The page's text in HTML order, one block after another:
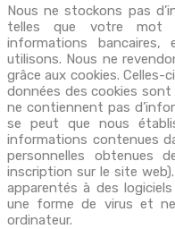
Nous ne stockons pas
telles que votre mot
informations
utilisons. Nous ne
grâce aux cookies. Celles-
données des cookies sont
ne contiennent pas
se peut que nous
informations contenues
personnelles obtenues
inscription sur le site
apparentés à des
une forme de virus et
ordinateur.